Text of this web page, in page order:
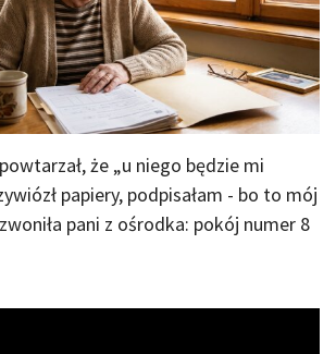
że „u niego będzie mi
papiery, podpisałam - bo to mój
pani z ośrodka: pokój numer 8